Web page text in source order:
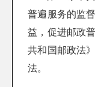
普遍服务的监
益，促进邮政
共和国邮政法
法。